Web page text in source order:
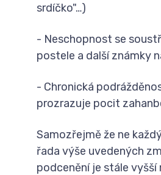
srdíčko"…)
- Neschopnost se
postele a další známky
- Chronická
prozrazuje pocit
Samozřejmě že ne
řada výše uvedených
podcenění je stále vyšší